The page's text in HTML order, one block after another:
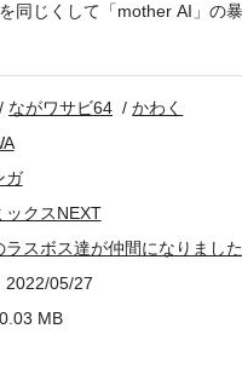
じくして「mother AI」の
ゲーム世界になってしまっ
う」ゲーム初心者の無垢な
険物語が開幕!! 分冊版第5弾
ながワサビ64
かわく
ガ
ックスNEXT
ラスボス達が仲間になりました
2022/05/27
MB